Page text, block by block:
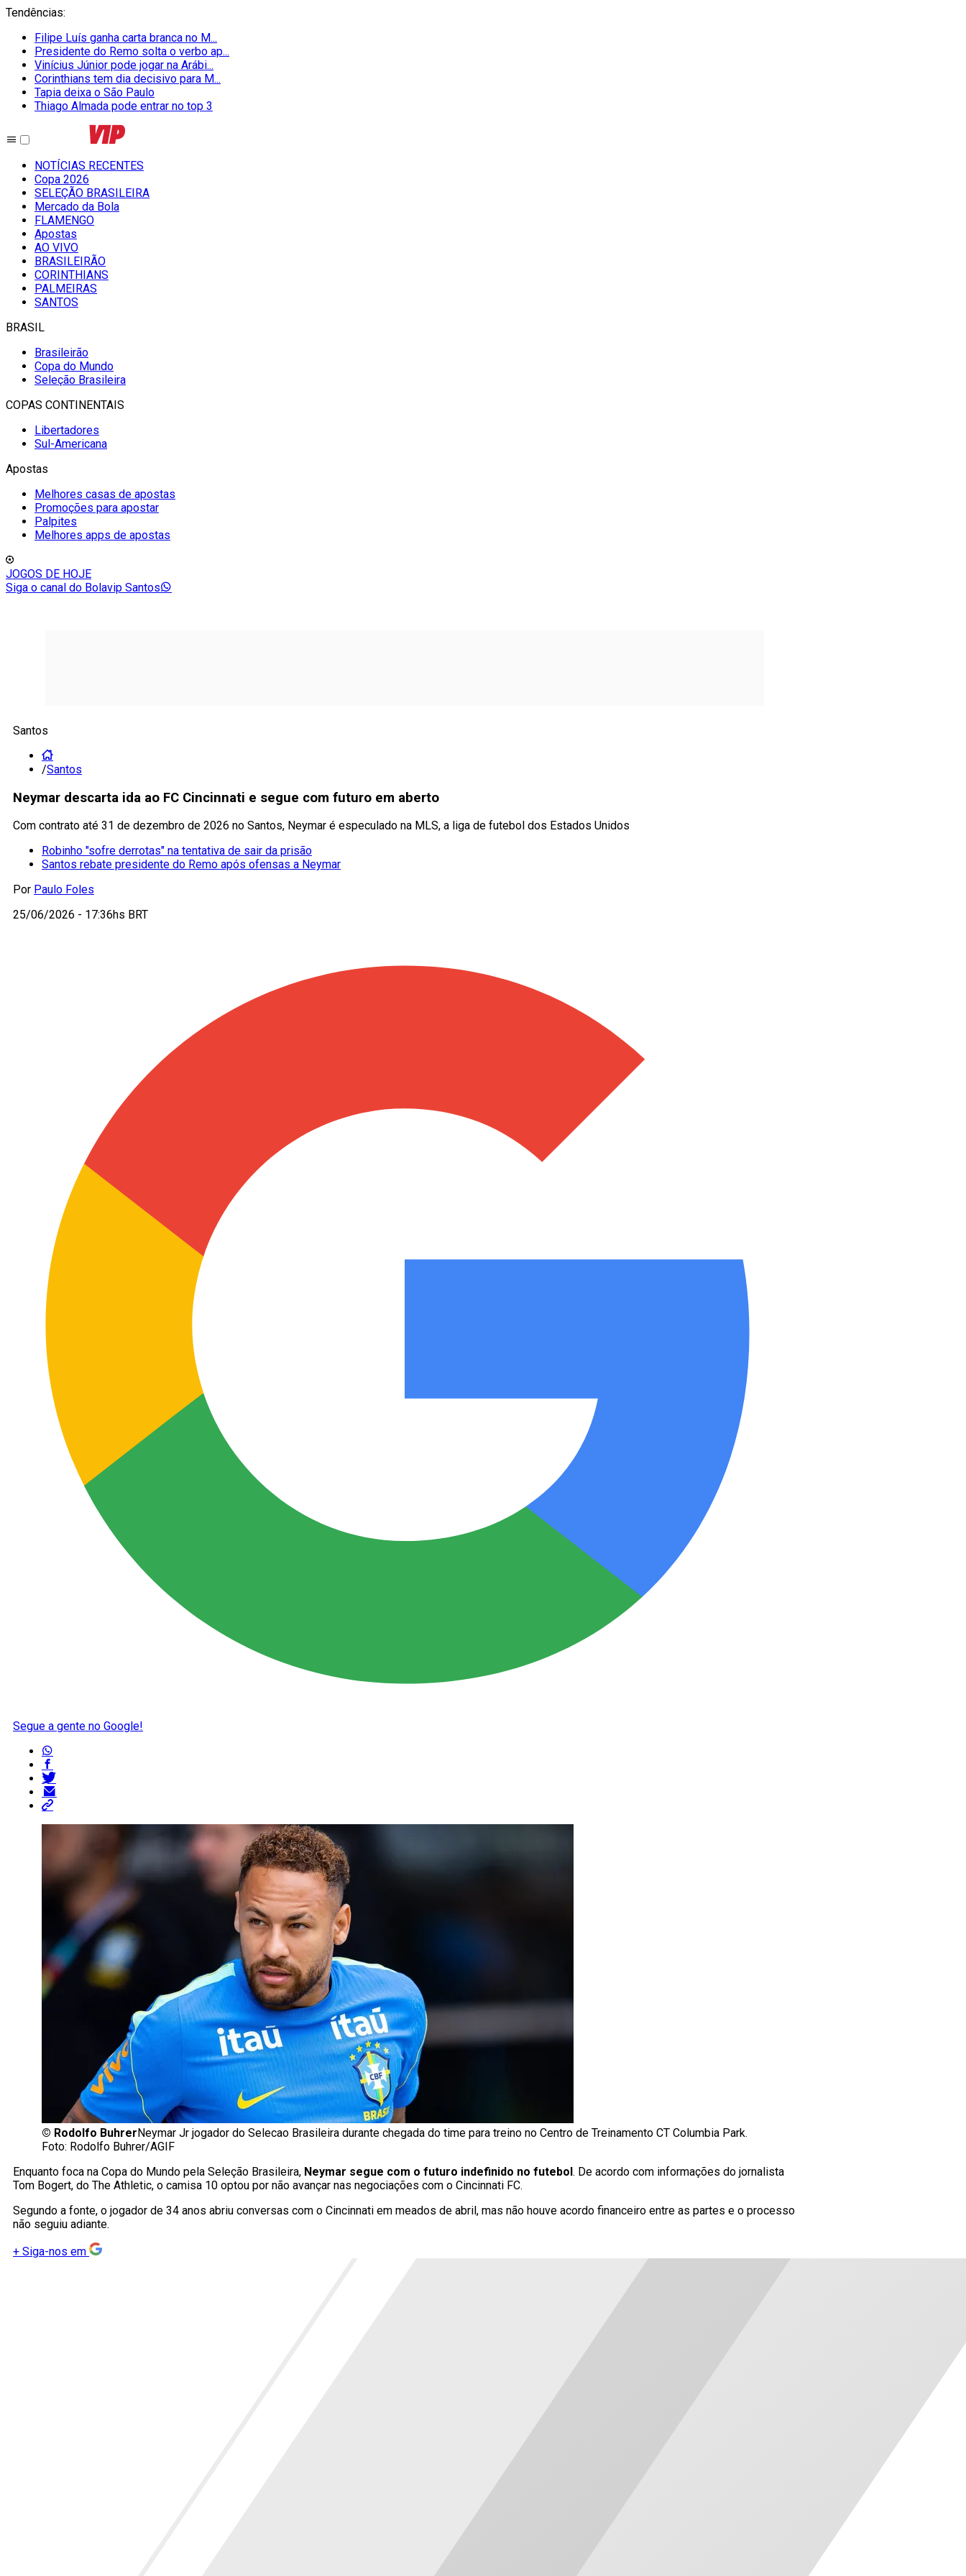
Tendências:
Filipe Luís ganha carta branca no M...
Presidente do Remo solta o verbo ap...
Vinícius Júnior pode jogar na Arábi...
Corinthians tem dia decisivo para M...
Tapia deixa o São Paulo
Thiago Almada pode entrar no top 3
NOTÍCIAS RECENTES
Copa 2026
SELEÇÃO BRASILEIRA
Mercado da Bola
FLAMENGO
Apostas
AO VIVO
BRASILEIRÃO
CORINTHIANS
PALMEIRAS
SANTOS
BRASIL
Brasileirão
Copa do Mundo
Seleção Brasileira
COPAS CONTINENTAIS
Libertadores
Sul-Americana
Apostas
Melhores casas de apostas
Promoções para apostar
Palpites
Melhores apps de apostas
JOGOS DE HOJE
Siga o canal do Bolavip Santos
Santos
/Santos
Neymar descarta ida ao FC Cincinnati e segue com futuro em aberto
Com contrato até 31 de dezembro de 2026 no Santos, Neymar é especulado na MLS, a liga de futebol dos Estados Unidos
Robinho "sofre derrotas" na tentativa de sair da prisão
Santos rebate presidente do Remo após ofensas a Neymar
Por Paulo Foles
25/06/2026 - 17:36hs BRT
Segue a gente no Google!
© Rodolfo Buhrer Neymar Jr jogador do Selecao Brasileira durante chegada do time para treino no Centro de Treinamento CT Columbia Park.
Foto: Rodolfo Buhrer/AGIF
Enquanto foca na Copa do Mundo pela Seleção Brasileira, Neymar segue com o futuro indefinido no futebol . De acordo com informações do jornalista
Tom Bogert, do The Athletic, o camisa 10 optou por não avançar nas negociações com o Cincinnati FC.
Segundo a fonte, o jogador de 34 anos abriu conversas com o Cincinnati em meados de abril, mas não houve acordo financeiro entre as partes e o processo
não seguiu adiante.
+ Siga-nos em